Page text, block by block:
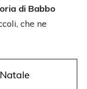
di Babbo
che ne